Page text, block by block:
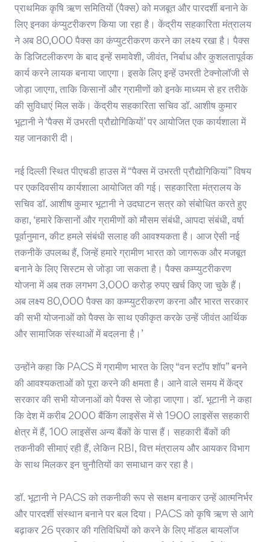
प्राथमिक कृषि ऋण समितियों (पैक्स) को मजबूत और पारदर्शी बनाने के
लिए इनका कंप्युटरीकरण किया जा रहा है। केंद्रीय सहकारिता मंत्रालय
ने अब 80,000 पैक्स का कंप्युटरीकरण करने का लक्ष्य रखा है। पैक्स
के डिजिटलीकरण के बाद इन्हें समावेशी, जीवंत, निर्बाध और कुशलतापूर्वक
कार्य करने लायक बनाया जाएगा। इसके लिए इन्हें उभरती टेक्नोलॉजी से
जोड़ा जाएगा, ताकि किसानों और ग्रामीणों को इनके माध्यम से हर तरीके
की सुविधाएं मिल सकें। केंद्रीय सहकारिता सचिव डॉ. आशीष कुमार
भूटानी ने ‘पैक्स में उभरती प्रौद्योगिकियों’ पर आयोजित एक कार्यशाला में
यह जानकारी दी।
नई दिल्ली स्थित पीएचडी हाउस में “पैक्स में उभरती प्रौद्योगिकियां” विषय
पर एकदिवसीय कार्यशाला आयोजित की गई। सहकारिता मंत्रालय के
सचिव डॉ. आशीष कुमार भूटानी ने उदघाटन सत्र को संबोधित करते हुए
कहा, ‘हमारे किसानों और ग्रामीणों को मौसम संबंधी, आपदा संबंधी, वर्षा
पूर्वानुमान, कीट हमले संबंधी सलाह की आवश्यकता है। आज ऐसी नई
तकनीकें उपलब्ध हैं, जिन्हें हमारे ग्रामीण भारत को जागरूक और मजबूत
बनाने के लिए सिस्टम से जोड़ा जा सकता है। पैक्स कम्प्युटरीकरण
योजना में अब तक लगभग 3,000 करोड़ रुपए खर्च किए जा चुके हैं।
अब लक्ष्य 80,000 पैक्स का कम्प्युटरीकरण करना और भारत सरकार
की सभी योजनाओं को पैक्स के साथ एकीकृत करके उन्हें जीवंत आर्थिक
और सामाजिक संस्थाओं में बदलना है।’
उन्होंने कहा कि PACS में ग्रामीण भारत के लिए “वन स्टॉप शॉप” बनने
की आवश्यकताओं को पूरा करने की क्षमता है। आने वाले समय में केंद्र
सरकार की सभी योजनाओं को पैक्स से जोड़ा जाएगा। डॉ. भूटानी ने कहा
कि देश में करीब 2000 बैंकिंग लाइसेंस में से 1900 लाइसेंस सहकारी
क्षेत्र में हैं, 100 लाइसेंस अन्य बैंकों के पास हैं। सहकारी बैंकों की
तकनीकी सीमाएं रही हैं, लेकिन RBI, वित्त मंत्रालय और आयकर विभाग
के साथ मिलकर इन चुनौतियों का समाधान कर रहा है।
डॉ. भूटानी ने PACS को तकनीकी रूप से सक्षम बनाकर उन्हें आत्मनिर्भर
और पारदर्शी संस्थान बनाने पर बल दिया। PACS को कृषि ऋण से आगे
बढ़ाकर 26 प्रकार की गतिविधियों को करने के लिए मॉडल बायलॉज